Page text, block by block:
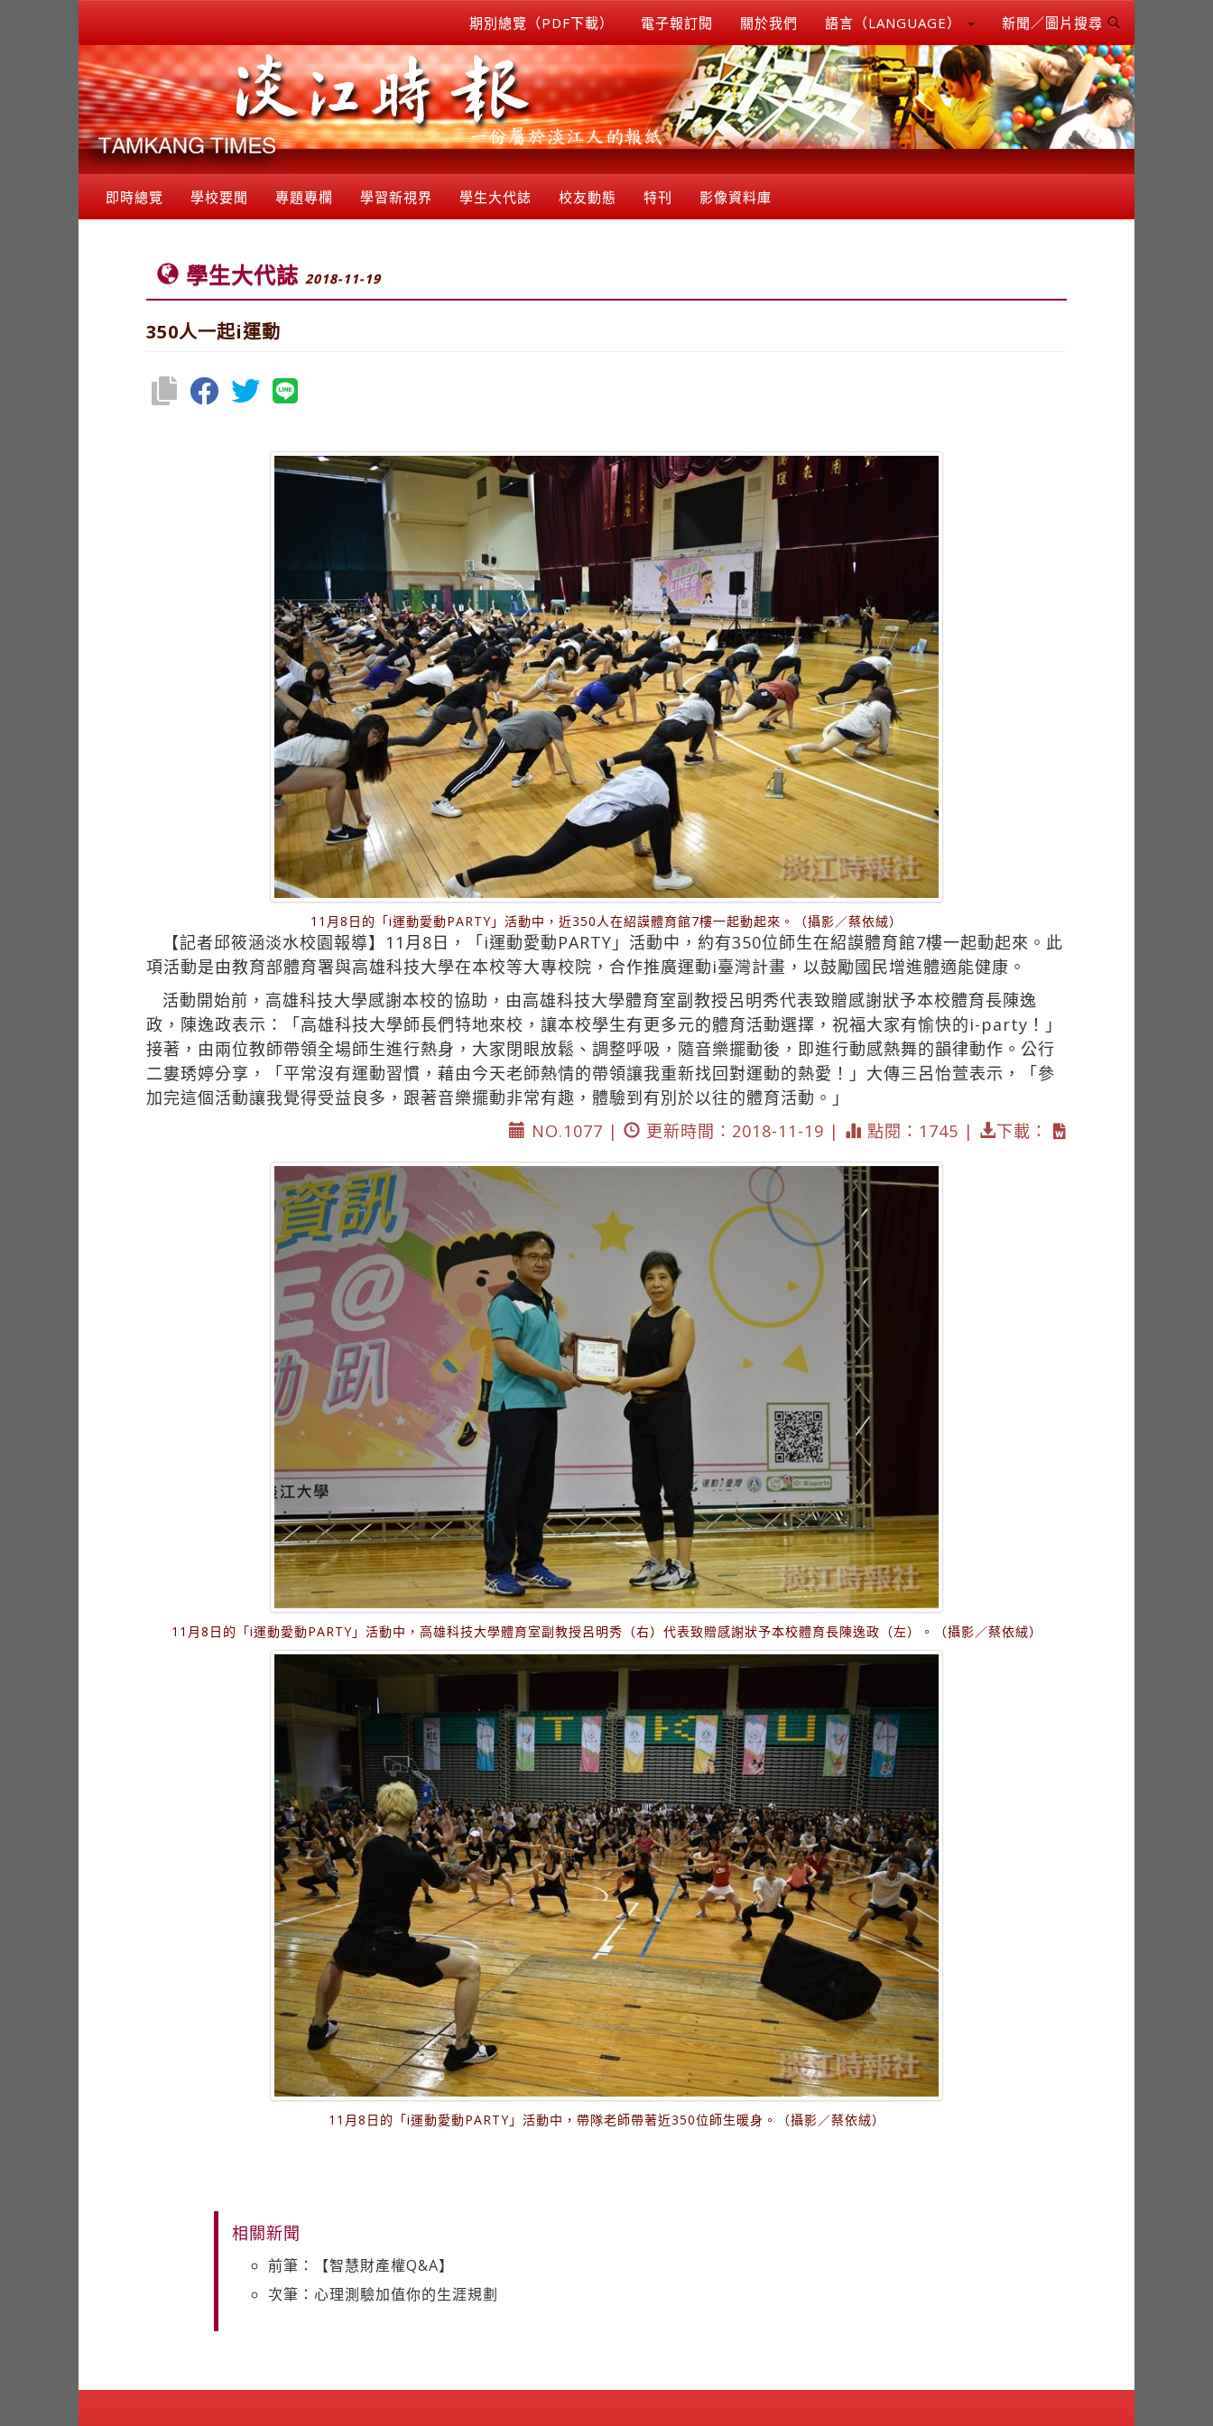
期別總覽（PDF下載） 電子報訂閱 關於我們 語言（LANGUAGE） 新聞／圖片搜尋
即時總覽 學校要聞 專題專欄 學習新視界 學生大代誌 校友動態 特刊 影像資料庫
學生大代誌 2018-11-19
350人一起i運動
11月8日的「i運動愛動PARTY」活動中，近350人在紹謨體育館7樓一起動起來。（攝影／蔡依絨）
【記者邱筱涵淡水校園報導】11月8日，「i運動愛動PARTY」活動中，約有350位師生在紹謨體育館7樓一起動起來。此
項活動是由教育部體育署與高雄科技大學在本校等大專校院，合作推廣運動i臺灣計畫，以鼓勵國民增進體適能健康。
活動開始前，高雄科技大學感謝本校的協助，由高雄科技大學體育室副教授呂明秀代表致贈感謝狀予本校體育長陳逸
政，陳逸政表示：「高雄科技大學師長們特地來校，讓本校學生有更多元的體育活動選擇，祝福大家有愉快的i-party！」
接著，由兩位教師帶領全場師生進行熱身，大家閉眼放鬆、調整呼吸，隨音樂擺動後，即進行動感熱舞的韻律動作。公行
二婁琇婷分享，「平常沒有運動習慣，藉由今天老師熱情的帶領讓我重新找回對運動的熱愛！」大傳三呂怡萱表示，「參
加完這個活動讓我覺得受益良多，跟著音樂擺動非常有趣，體驗到有別於以往的體育活動。」
NO.1077 |
更新時間：2018-11-19 | 點閱：1745 | 下載：
11月8日的「i運動愛動PARTY」活動中，高雄科技大學體育室副教授呂明秀（右）代表致贈感謝狀予本校體育長陳逸政（左）。（攝影／蔡依絨）
11月8日的「i運動愛動PARTY」活動中，帶隊老師帶著近350位師生暖身。（攝影／蔡依絨）
相關新聞
前筆：【智慧財產權Q&A】
次筆：心理測驗加值你的生涯規劃